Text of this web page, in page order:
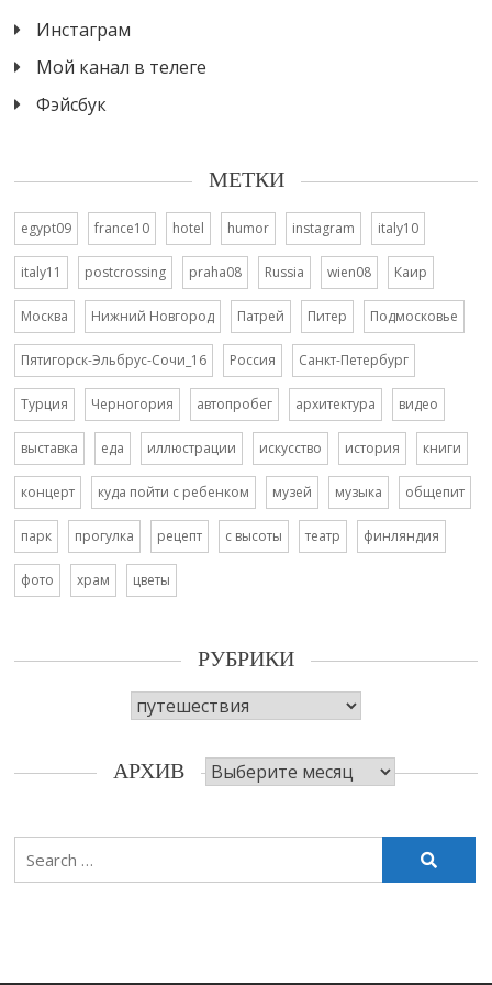
Инстаграм
Мой канал в телеге
Фэйсбук
МЕТКИ
egypt09 france10 hotel humor instagram italy10
italy11 postcrossing praha08 Russia wien08 Каир
Москва Нижний Новгород Патрей Питер Подмосковье
Пятигорск-Эльбрус-Сочи_16 Россия Санкт-Петербург
Турция Черногория автопробег архитектура видео
выставка еда иллюстрации искусство история книги
концерт куда пойти с ребенком музей музыка общепит
парк прогулка рецепт с высоты театр финляндия
фото храм цветы
РУБРИКИ
Рубрики
АРХИВ Архив
Search
for: